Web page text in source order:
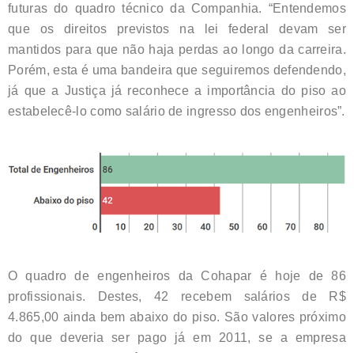
futuras do quadro técnico da Companhia. “Entendemos
que os direitos previstos na lei federal devam ser
mantidos para que não haja perdas ao longo da carreira.
Porém, esta é uma bandeira que seguiremos defendendo,
já que a Justiça já reconhece a importância do piso ao
estabelecê-lo como salário de ingresso dos engenheiros”.
O quadro de engenheiros da Cohapar é hoje de 86
profissionais. Destes, 42 recebem salários de R$
4.865,00 ainda bem abaixo do piso. São valores próximo
do que deveria ser pago já em 2011, se a empresa